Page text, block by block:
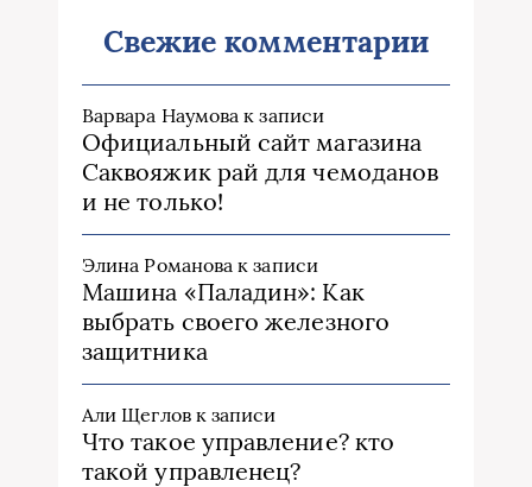
Свежие комментарии
Варвара Наумова к записи
Официальный сайт магазина
Саквояжик рай для чемоданов
и не только!
Элина Романова к записи
Машина «Паладин»: Как
выбрать своего железного
защитника
Али Щегловк записи
Что такое управление? кто
такой управленец?